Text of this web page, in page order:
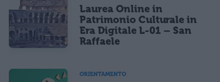
Laurea Online in
Patrimonio Culturale in
Era Digitale L-01 – San
Raffaele
ORIENTAMENTO